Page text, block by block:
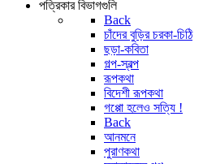
পত্রিকার বিভাগগুলি
Back
চাঁদের বুড়ির চরকা-চিঠি
ছড়া-কবিতা
গল্প-স্বল্প
রূপকথা
বিদেশী রূপকথা
গপ্পো হলেও সত্যি !
Back
আনমনে
পুরাণকথা